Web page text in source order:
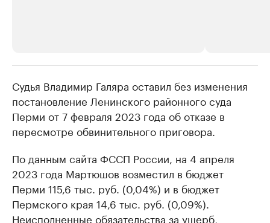
Крупные организации в
нефтегазовой промышленности
Найдите и проверьте данные в каталоге Посмотрите
Судья Владимир Галяра оставил без изменения
постановление Ленинского районного суда
Перми от 7 февраля 2023 года об отказе в
пересмотре обвинительного приговора.
По данным сайта ФССП России, на 4 апреля
2023 года Мартюшов возместил в бюджет
Перми 115,6 тыс. руб. (0,04%) и в бюджет
Пермского края 14,6 тыс. руб. (0,09%).
Неисполненные обязательства за ущерб,